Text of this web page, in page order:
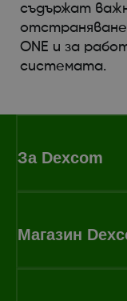
съдържат
отстраняване
ONE и за
системата.
За Dexcom
Магазин